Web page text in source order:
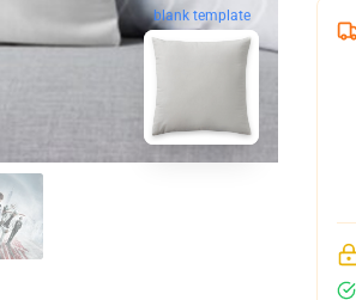
blank template